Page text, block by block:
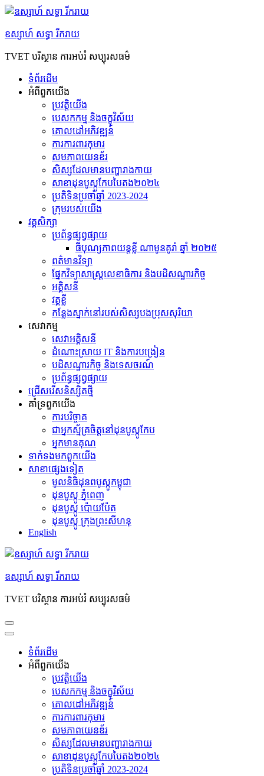
Skip
content
ឧស្សាហ៍ សទ្ធា រីករាយ
TVET បរិស្ថាន ការអប់រំ សប្បុរសធម៌
ទំព័រដើម
អំពី​ពួក​យើង
ប្រវត្តិយើង
បេសកកម្ម និងចក្ខុវិស័យ
គោលដៅអភិវឌ្ឍន៍
ការការពារកុមារ
សមភាព​យេនឌ័រ
សិស្សដែលមានបញ្ហារាងកាយ
សាខាដុនបូស្កូកែបបៃតង២០២៤
ប្រតិទិនប្រចាំឆ្នាំ 2023-2024
ក្រុម​របស់​យើង
វគ្គសិក្សា
ប្រព័ន្ធផ្សព្វផ្សាយ
ធីបុណ្យភាពយន្តខ្លី ណាមូនគូរ៉ា ឆ្នាំ ២០២៥
ព​ត៌​មាន​វិទ្យា
ផ្នែកវិទ្យាសាស្រ្តលេខាធិការ និងបដិសណ្ឋារកិច្ច
អគ្គិសនី
វគ្គខ្លី
កន្លែងស្នាក់នៅរបស់សិស្សបងប្រុសសុរិយា
សេវាកម្ម
សេវាអគ្គិសនី
ដំណោះស្រាយ IT និងការបង្រៀន
បដិសណ្ឋារកិច្ច និងទេសចរណ៍
ប្រព័ន្ធផ្សព្វផ្សាយ
ជ្រើសរើសនិស្សិតថ្មី
គាំទ្រពួកយើង
ការបរិច្ចាគ
ជាអ្នកស្ម័គ្រចិត្តនៅដុនបូស្កូកែប
អ្នកមានគុណ
ទាក់ទង​មក​ពួក​យើង
សាខាផ្សេងទៀត
មូលនិធិដុនពបូស្កូកម្ពុជា
ដុនបូស្កូ ភ្នំពេញ
ដុនបូស្កូ ប៉ោយប៉ែត
ដុនបូស្កូ ក្រុងព្រះសីហនុ
English
ឧស្សាហ៍ សទ្ធា រីករាយ
TVET បរិស្ថាន ការអប់រំ សប្បុរសធម៌
ទំព័រដើម
អំពី​ពួក​យើង
ប្រវត្តិយើង
បេសកកម្ម និងចក្ខុវិស័យ
គោលដៅអភិវឌ្ឍន៍
ការការពារកុមារ
សមភាព​យេនឌ័រ
សិស្សដែលមានបញ្ហារាងកាយ
សាខាដុនបូស្កូកែបបៃតង២០២៤
ប្រតិទិនប្រចាំឆ្នាំ 2023-2024